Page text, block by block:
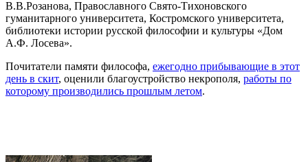
В.В.Розанова, Православного Свято-Тихоновского
гуманитарного университета, Костромского университета,
библиотеки истории русской философии и культуры «Дом
А.Ф. Лосева».
Почитатели памяти философа, ежегодно прибывающие в этот
день в скит, оценили благоустройство некрополя, работы по
которому производились прошлым летом.